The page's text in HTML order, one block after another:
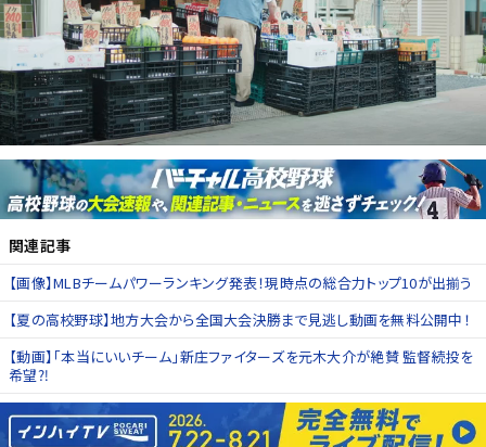
関連記事
【画像】MLBチームパワーランキング発表！現時点の総合力トップ10が出揃う
【夏の高校野球】地方大会から全国大会決勝まで見逃し動画を無料公開中！
【動画】「本当にいいチーム」新庄ファイターズを元木大介が絶賛 監督続投を
希望⁈